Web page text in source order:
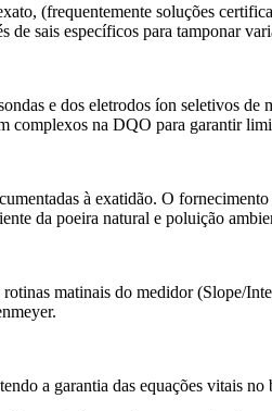
(frequentemente soluções
de sais específicos para tamponar
e dos eletrodos íon seletivos
complexos na DQO para garantir
à exatidão. O
da poeira natural e poluição
matinais do medidor (Slope/
a garantia das equações vitais